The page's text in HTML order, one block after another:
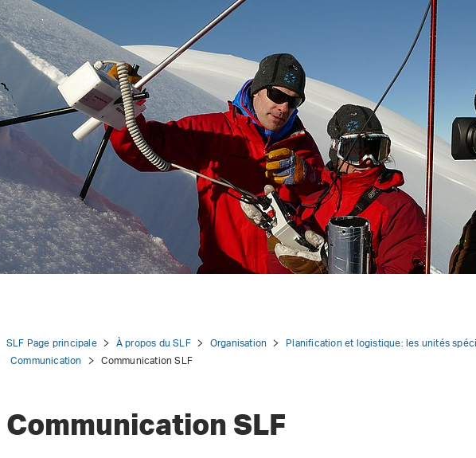
SLF Page principale À propos du SLF Organisation
Planification et logistique: les unités
Communication
Communication SLF
Communication SLF